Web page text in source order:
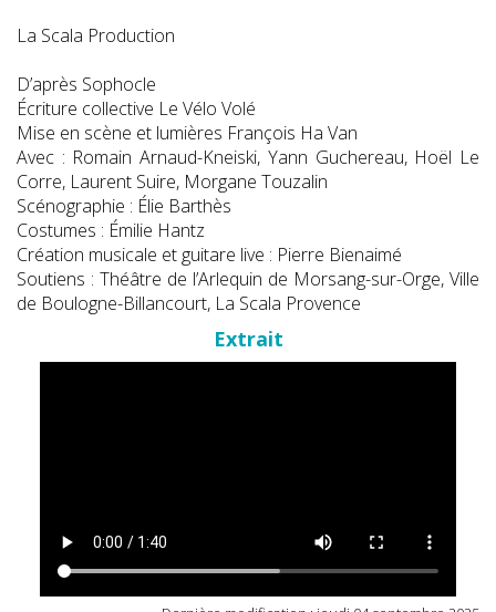
La Scala Production
D’après Sophocle
Écriture collective Le Vélo Volé
Mise en scène et lumières François Ha Van
Avec : Romain Arnaud-Kneiski, Yann Guchereau, Hoël Le
Corre, Laurent Suire, Morgane Touzalin
Scénographie : Élie Barthès
Costumes : Émilie Hantz
Création musicale et guitare live : Pierre Bienaimé
Soutiens : Théâtre de l’Arlequin de Morsang-sur-Orge, Ville
de Boulogne-Billancourt, La Scala Provence
Extrait